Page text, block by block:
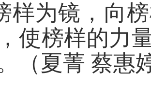
样为镜，向
使榜样的力
（夏菁 蔡惠